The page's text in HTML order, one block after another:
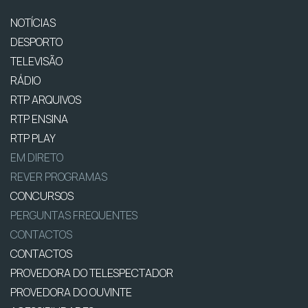
NOTÍCIAS
DESPORTO
TELEVISÃO
RÁDIO
RTP ARQUIVOS
RTP ENSINA
RTP PLAY
EM DIRETO
REVER PROGRAMAS
CONCURSOS
PERGUNTAS FREQUENTES
CONTACTOS
CONTACTOS
PROVEDORA DO TELESPECTADOR
PROVEDORA DO OUVINTE